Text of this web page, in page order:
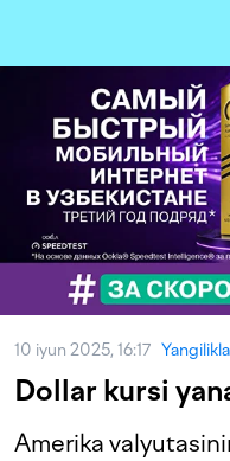
10 iyun 2025, 16:17
Dollar kursi
Amerika